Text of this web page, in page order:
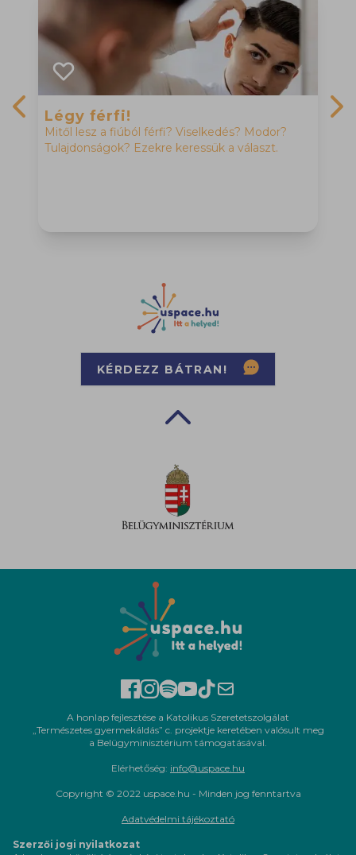
Légy férfi!
Mitől lesz a fiúból férfi? Viselkedés? Modor?
Tulajdonságok? Ezekre keressük a választ.
Previous slide
KÉRDEZZ BÁTRAN!
A honlap fejlesztése a Katolikus Szeretetszolgálat
„Természetes gyermekáldás” c. projektje keretében valósult meg
a Belügyminisztérium támogatásával.
Elérhetőség: info@uspace.hu
Copyright © 2022 uspace.hu - Minden jog fenntartva
Adatvédelmi tájékoztató
Szerzői jogi nyilatkozat